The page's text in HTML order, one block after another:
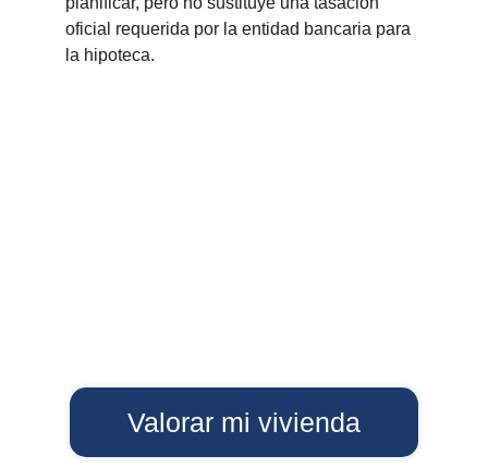
oficial requerida por la entidad bancaria para
la hipoteca.
Valorar mi vivienda